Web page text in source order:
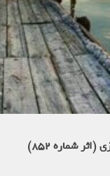
شماره 852)